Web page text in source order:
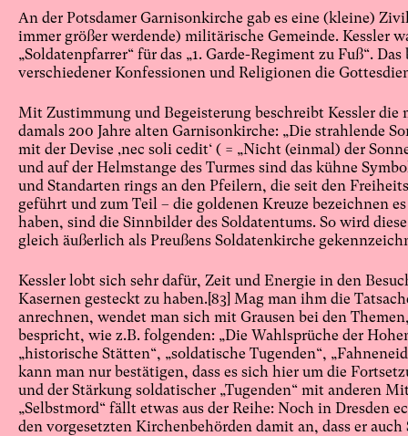
An der Potsdamer Garnisonkirche gab es eine (kleine)
immer größer werdende) militärische Gemeinde. Kessler
„Soldatenpfarrer“ für das „1. Garde-Regiment zu Fuß“.
verschiedener Konfessionen und Religionen die
Mit Zustimmung und Begeisterung beschreibt Kessler
damals 200 Jahre alten Garnisonkirche: „Die strahlende
mit der Devise ‚nec soli cedit‘ ( = „Nicht (einmal) der
und auf der Helmstange des Turmes sind das kühne
und Standarten rings an den Pfeilern, die seit den
geführt und zum Teil – die goldenen Kreuze bezeichnen
haben, sind die Sinnbilder des Soldatentums. So wird
gleich äußerlich als Preußens Soldatenkirche
Kessler lobt sich sehr dafür, Zeit und Energie in den
Kasernen gesteckt zu haben.[83] Mag man ihm die
anrechnen, wendet man sich mit Grausen bei den
bespricht, wie z.B. folgenden: „Die Wahlsprüche der
„historische Stätten“, „soldatische Tugenden“,
kann man nur bestätigen, dass es sich hier um die
und der Stärkung soldatischer „Tugenden“ mit anderen
„Selbstmord“ fällt etwas aus der Reihe: Noch in Dresden
den vorgesetzten Kirchenbehörden damit an, dass er